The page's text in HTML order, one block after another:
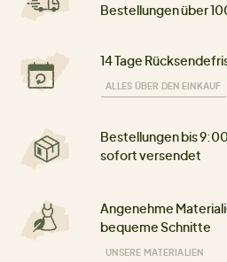
Bestellungen über
14 Tage
ALLES ÜBER DEN EINKAUF
Bestellungen bis
sofort versendet
Angenehme
bequeme Schnitte
UNSERE MATERIALIEN